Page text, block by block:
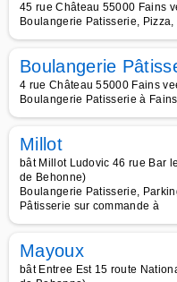
45 rue Château 55000 Fains
Boulangerie Patisserie, Pizza,
Boulangerie
4 rue Château 55000 Fains
Boulangerie Patisserie à Fains
Millot
bât Millot Ludovic 46 rue Bar
de Behonne)
Boulangerie Patisserie,
Pâtisserie sur commande à
Mayoux
bât Entree Est 15 route